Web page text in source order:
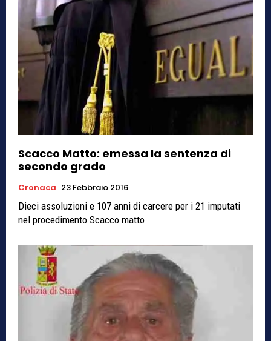
Scacco Matto: emessa la sentenza di
secondo grado
Cronaca 23 Febbraio 2016
Dieci assoluzioni e 107 anni di carcere per i 21 imputati
nel procedimento Scacco matto